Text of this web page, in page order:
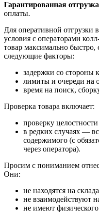
Гарантированная
оплаты.
Для оперативной отгрузки
условия с операторами
товар максимально быстро,
следующие факторы:
задержки со стороны
лимиты и очереди на
время на поиск,
Проверка товара включает:
проверку
в редких случаях —
содержимого (с
через оператора).
Просим с пониманием
Они:
не находятся на
не взаимодействуют
не имеют